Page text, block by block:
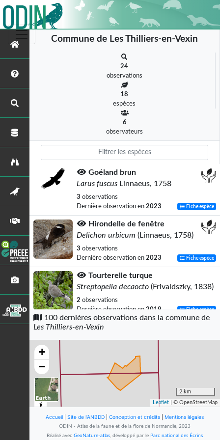
Commune de Les Thilliers-en-Vexin
24
observations
18
espèces
6
observateurs
Goéland brun
Larus fuscus Linnaeus, 1758
3 observations
Dernière observation en 2023 Fiche espèce
Hirondelle de fenêtre
Delichon urbicum (Linnaeus, 1758)
3 observations
Dernière observation en 2023 Fiche espèce
Tourterelle turque
Streptopelia decaocto (Frivaldszky, 1838)
2 observations
Dernière observation en 2019 Fiche espèce
Renard roux
Vulpes vulpes(Linnaeus, 1758)
Dernière observation en
Héron cendré
Ardea cinereaLinnaeus, 1758
Buse variable
100 dernières observations dans la commune de
Les Thilliers-en-Vexin
+
−
2 km
Leaflet | © OpenStreetMap
Accueil Site de l'ANBDD Conception et crédits Mentions légales
ODIN - Atlas de la faune et de la flore de Normandie, 2023
Réalisé avec GeoNature-atlas, développé par le Parc national des Écrins